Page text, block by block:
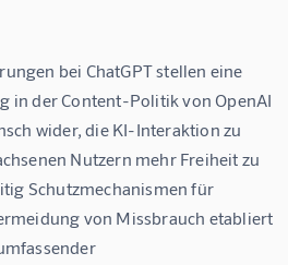
bei ChatGPT stellen eine
in der Content-Politik von OpenAI
wider, die KI-Interaktion zu
Nutzern mehr Freiheit zu
Schutzmechanismen für
von Missbrauch etabliert